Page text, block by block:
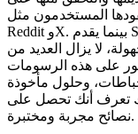
المستخدمون مثل
Reddit وX. بينما يقدم Strawpage بناء مواقع ممتعة مع "حيل"
لا يزال العديد من
على هذه الرسومات
وحلول مأخوذة
تعرف أنك تحصل على
نصائح مجربة ومختبرة.